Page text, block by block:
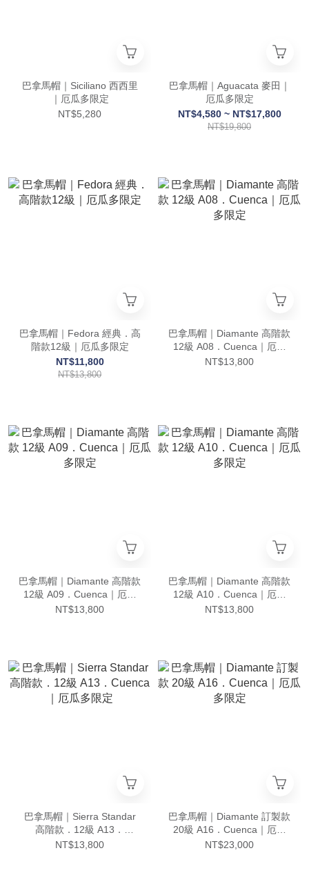
巴拿馬帽｜Siciliano 西西里
｜厄瓜多限定
NT$5,280
巴拿馬帽｜Aguacata 麥田｜
厄瓜多限定
NT$4,580 ~ NT$17,800
NT$19,800
巴拿馬帽｜Fedora 經典．高
階款12級｜厄瓜多限定
NT$11,800
NT$13,800
巴拿馬帽｜Diamante 高階款
12級 A08．Cuenca｜厄瓜
多限定
NT$13,800
巴拿馬帽｜Diamante 高階款
12級 A09．Cuenca｜厄瓜
多限定
NT$13,800
巴拿馬帽｜Diamante 高階款
12級 A10．Cuenca｜厄瓜
多限定
NT$13,800
巴拿馬帽｜Sierra Standar
高階款．12級 A13．
Cuenca｜厄瓜多限定
NT$13,800
巴拿馬帽｜Diamante 訂製款
20級 A16．Cuenca｜厄瓜
多限定
NT$23,000